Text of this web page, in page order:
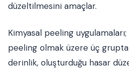
düzeltilmesini amaçlar.
Kimyasal peeling
peeling olmak üzere üç
derinlik, oluşturduğu hasar